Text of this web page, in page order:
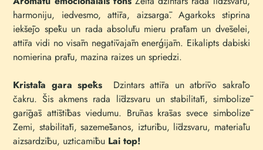
harmoniju, iedvesmo, attīra, aizsargā. Agarkoks stiprina
iekšējo spēku un rada absolūtu mieru prātam un dvēselei,
attīra vidi no visām negatīvajām enerģijām. Eikalipts dabiski
nomierina prātu, mazina raizes un spriedzi.
Kristāla gara spēks
Dzintars attīra un atbrīvo sakrālo
čakru. Šis akmens rada līdzsvaru un stabilitāti, simbolizē
garīgās attīstības viedumu. Brūnas krāsas svece simbolizē
Zemi, stabilitāti, sazemēšanos, izturību, līdzsvaru, materiālu
aizsardzību, uzticamību Lai top!